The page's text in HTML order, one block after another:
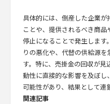
具体的には、倒産した企業
ことや、提供されるべき商
停止になることで発生しま
りの悪化や、代替の供給源
す。特に、売掛金の回収が
動性に直接的な影響を及ぼ
可能性があり、結果として連
関連記事